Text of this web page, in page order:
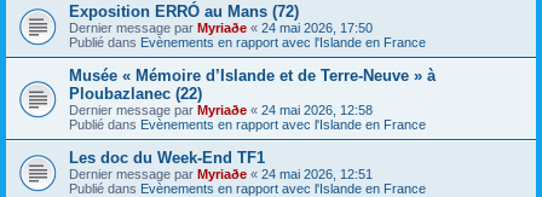
Exposition ERRÓ au Mans (72)
Dernier message par Myriaðe « 24 mai 2026, 17:50
Publié dans Evènements en rapport avec l'Islande en France
Musée « Mémoire d’Islande et de Terre-Neuve » à
Ploubazlanec (22)
Dernier message par Myriaðe « 24 mai 2026, 12:58
Publié dans Evènements en rapport avec l'Islande en France
Les doc du Week-End TF1
Dernier message par Myriaðe « 24 mai 2026, 12:51
Publié dans Evènements en rapport avec l'Islande en France